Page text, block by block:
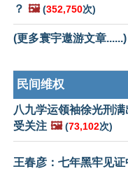
？ 🖼️ (352,750次)
(更多寰宇遨游文章......)
民间维权
八九学运领袖徐光刑
受关注 🖼️ (73,102次)
王春彦：七年黑牢见